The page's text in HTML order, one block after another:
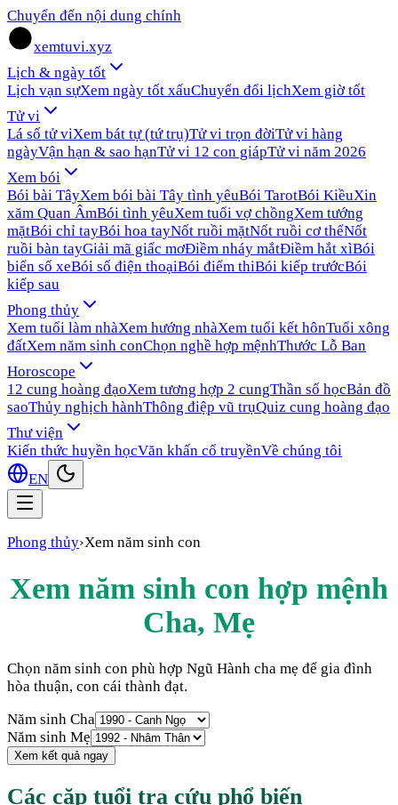
Chuyển đến nội dung chính
xemtuvi.xyz
Lịch & ngày tốt
Lịch vạn sựXem ngày tốt xấuChuyển đổi lịchXem giờ tốt
Tử vi
Lá số tử viXem bát tự (tứ trụ)Tử vi trọn đờiTử vi hàng
ngàyVận hạn & sao hạnTử vi 12 con giápTử vi năm 2026
Xem bói
Bói bài TâyXem bói bài Tây tình yêuBói TarotBói KiềuXin
xăm Quan ÂmBói tình yêuXem tuổi vợ chồngXem tướng
mặtBói chỉ tayBói hoa tayNốt ruồi mặtNốt ruồi cơ thểNốt
ruồi bàn tayGiải mã giấc mơĐiềm nháy mắtĐiềm hắt xìBói
biển số xeBói số điện thoạiBói điểm thiBói kiếp trướcBói
kiếp sau
Phong thủy
Xem tuổi làm nhàXem hướng nhàXem tuổi kết hônTuổi xông
đấtXem năm sinh conChọn nghề hợp mệnhThước Lỗ Ban
Horoscope
12 cung hoàng đạoXem tương hợp 2 cungThần số họcBản đồ
saoThủy nghịch hànhThông điệp vũ trụQuiz cung hoàng đạo
Thư viện
Kiến thức huyền họcVăn khấn cổ truyềnVề chúng tôi
EN
Phong thủy›Xem năm sinh con
Xem năm sinh con hợp mệnh
Cha, Mẹ
Chọn năm sinh con phù hợp Ngũ Hành cha mẹ để gia đình
hòa thuận, con cái thành đạt.
Năm sinh Cha
Năm sinh Mẹ
Xem kết quả ngay
Các cặp tuổi tra cứu phổ biến